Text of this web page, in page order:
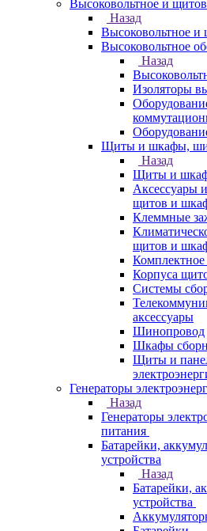
Высоковольтное и
Назад
Высоковольтное и
Высоковольтное
Назад
Изоляторы
Щиты и шкафы,
Назад
Щиты и
Аксессуары
щитов и
Клеммные
щитов и
Корпуса
Системы
аксессуары
Шинопровод
Шкафы
Щиты и
Генераторы
Назад
Генераторы
питания
Батарейки,
устройства
Назад
Батарейки,
устройства